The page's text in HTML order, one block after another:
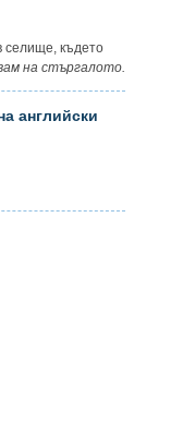
селище, където
на стъргалото.
английски